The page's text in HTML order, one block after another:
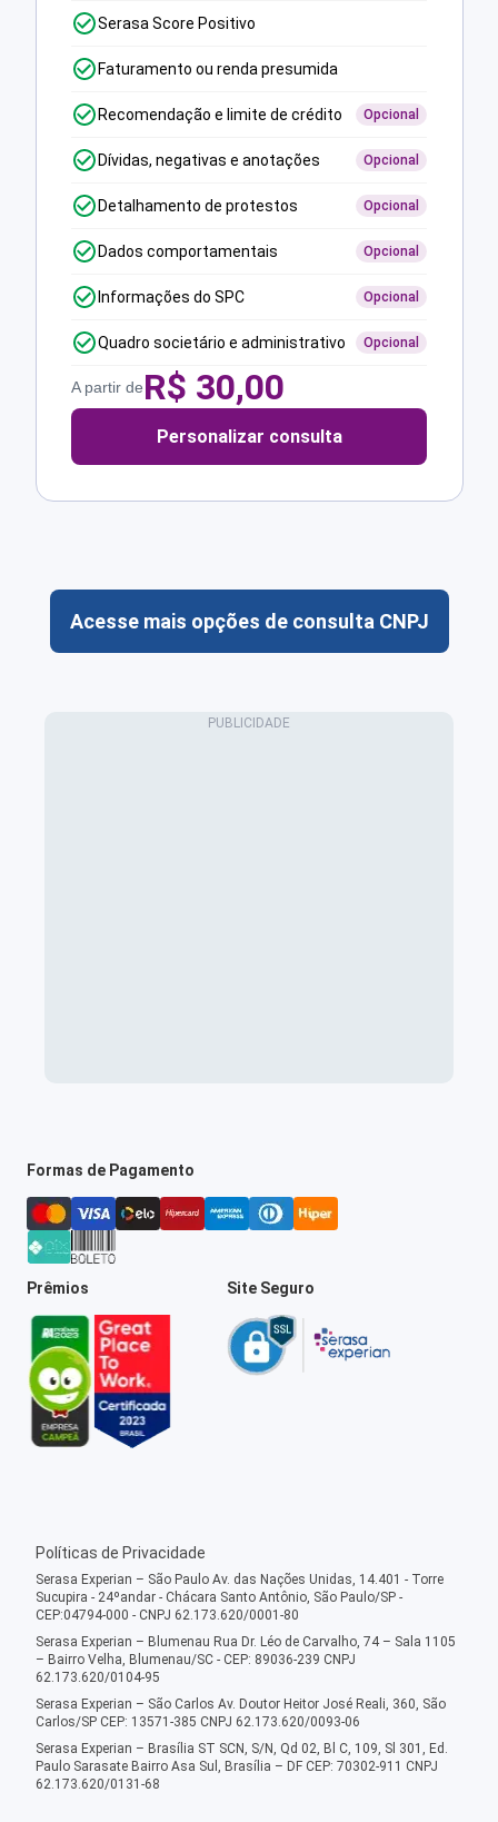
Serasa Score Positivo
Faturamento ou renda presumida
Recomendação e limite de crédito Opcional
Dívidas, negativas e anotações Opcional
Detalhamento de protestos Opcional
Dados comportamentais Opcional
Informações do SPC Opcional
Quadro societário e administrativo Opcional
A partir deR$ 30,00
Personalizar consulta
Acesse mais opções de consulta CNPJ
Formas de Pagamento
Prêmios Site Seguro
Políticas de Privacidade
Serasa Experian – São Paulo Av. das Nações Unidas, 14.401 - Torre
Sucupira - 24ºandar - Chácara Santo Antônio, São Paulo/SP -
CEP:04794-000 - CNPJ 62.173.620/0001-80
Serasa Experian – Blumenau Rua Dr. Léo de Carvalho, 74 – Sala 1105
– Bairro Velha, Blumenau/SC - CEP: 89036-239 CNPJ
62.173.620/0104-95
Serasa Experian – São Carlos Av. Doutor Heitor José Reali, 360, São
Carlos/SP CEP: 13571-385 CNPJ 62.173.620/0093-06
Serasa Experian – Brasília ST SCN, S/N, Qd 02, Bl C, 109, Sl 301, Ed.
Paulo Sarasate Bairro Asa Sul, Brasília – DF CEP: 70302-911 CNPJ
62.173.620/0131-68